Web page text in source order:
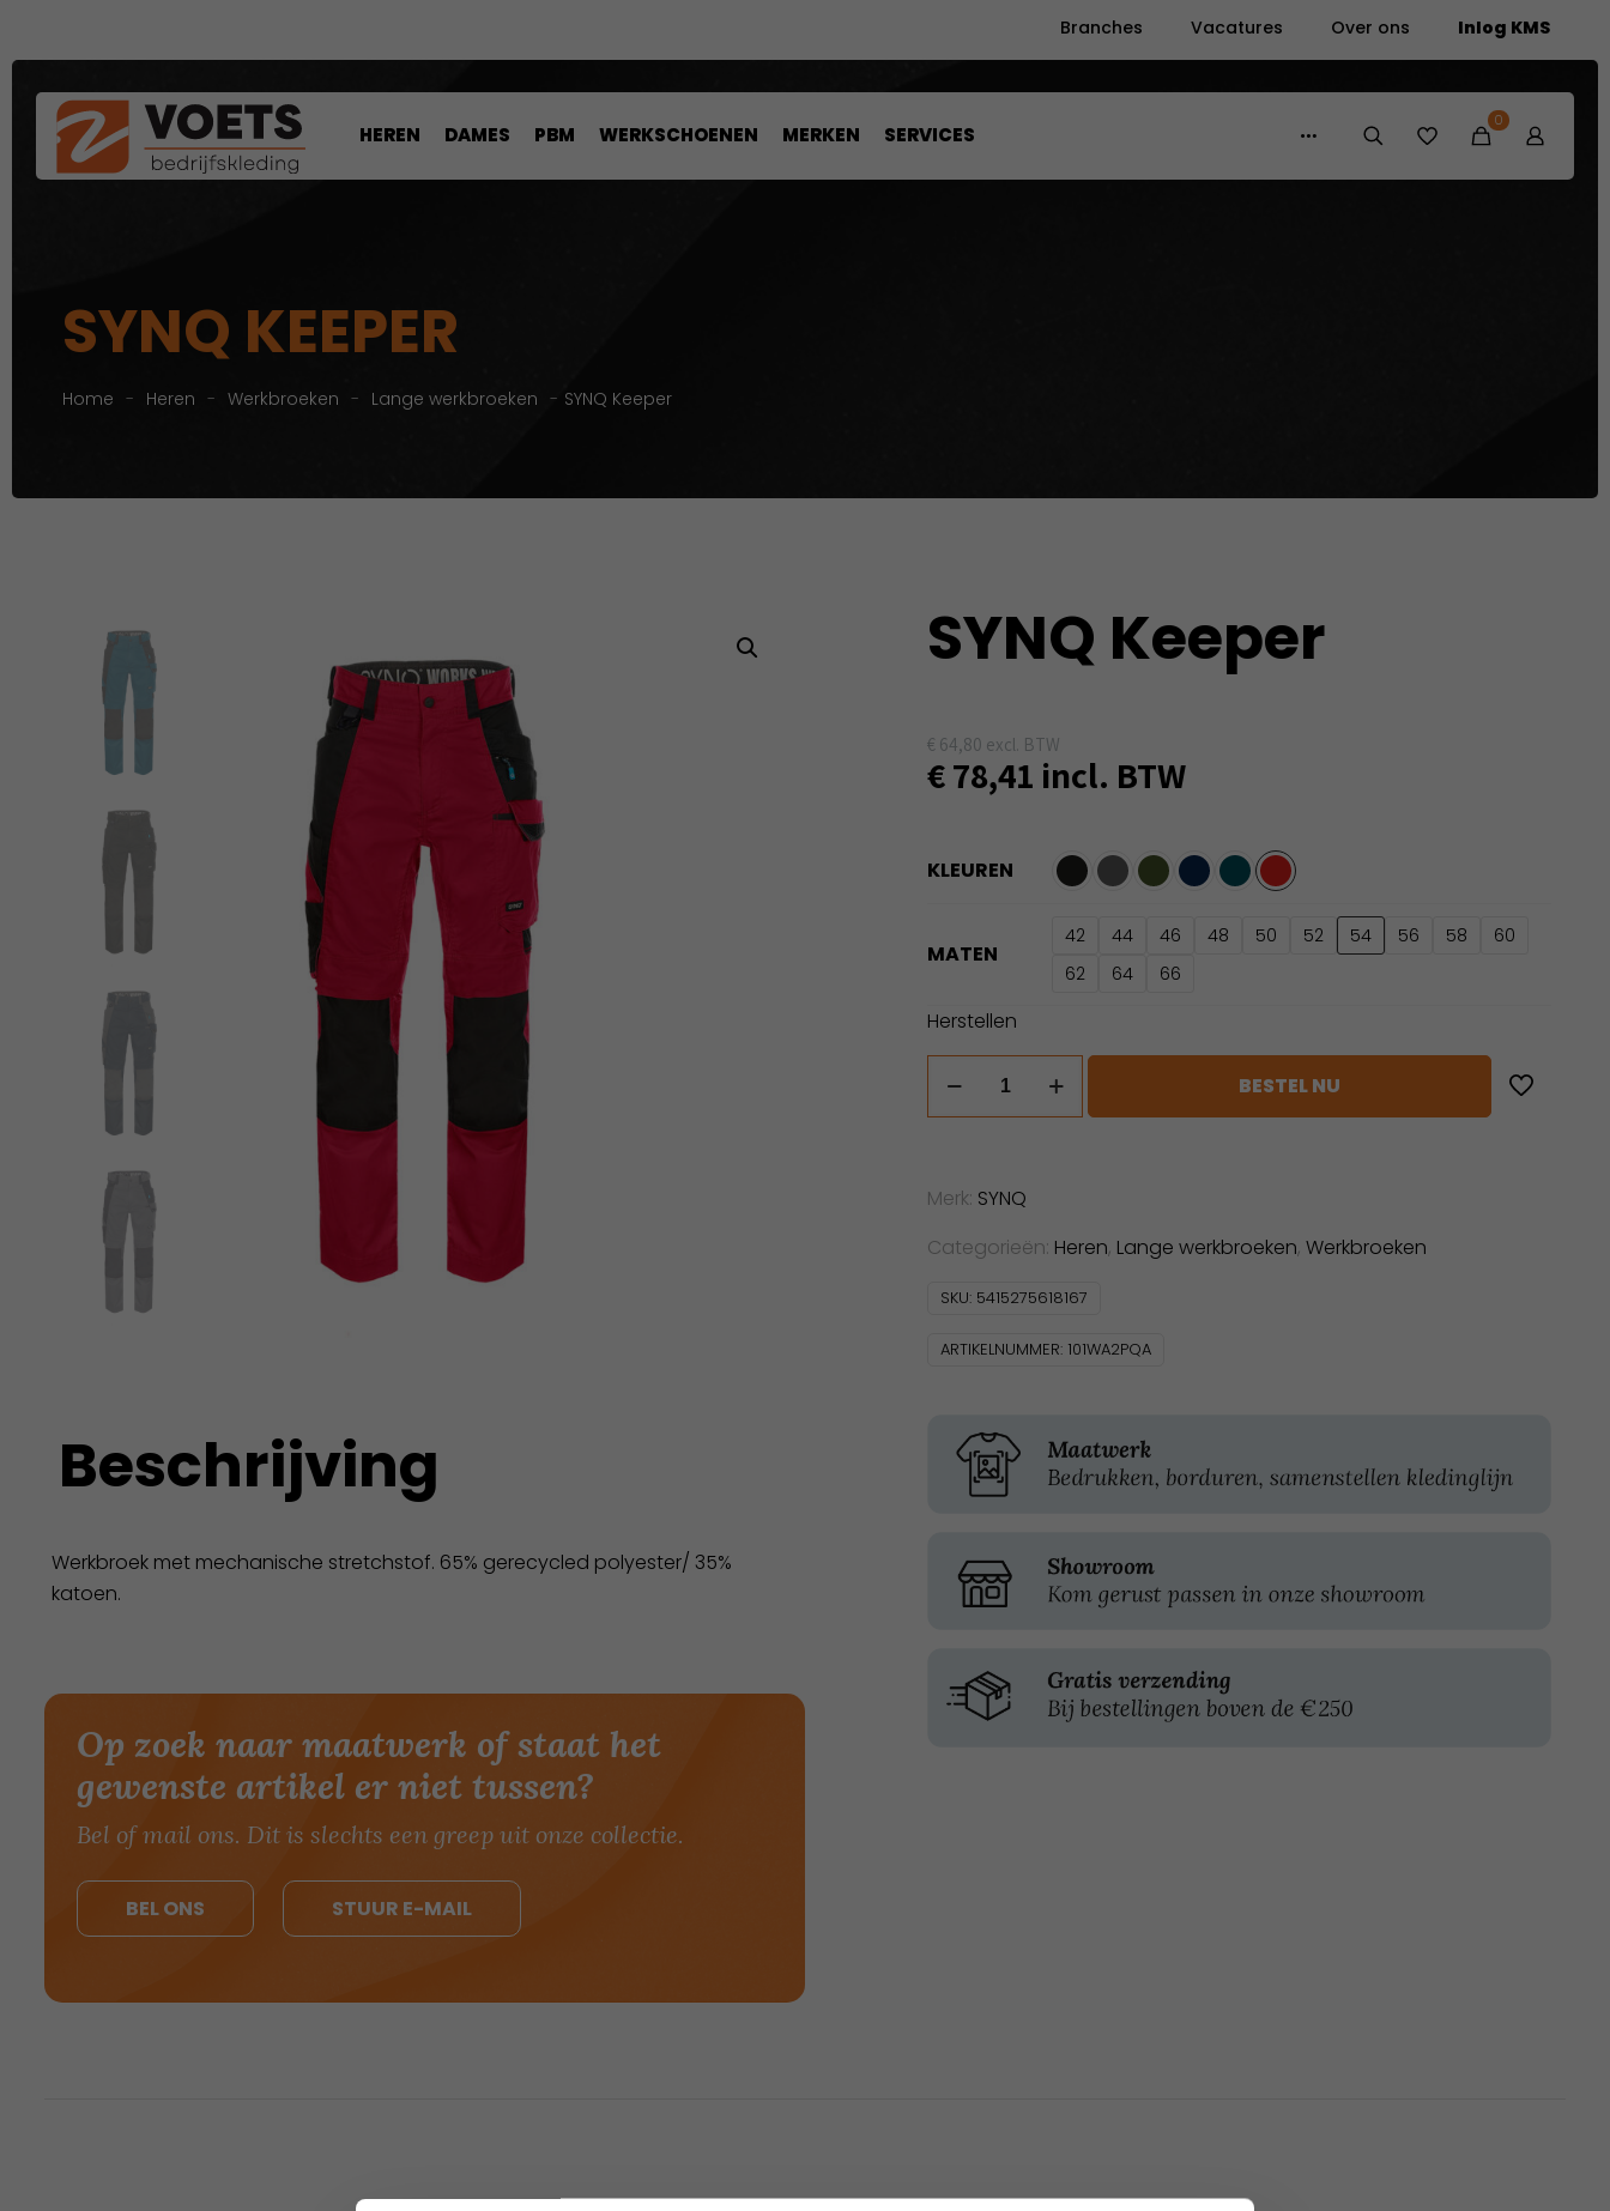
Branches Vacatures Over ons Inlog KMS
HEREN DAMES PBM WERKSCHOENEN MERKEN SERVICES
0
SYNQ KEEPER
Home - Heren - Werkbroeken - Lange werkbroeken - SYNQ Keeper
Beschrijving
Werkbroek met mechanische stretchstof. 65% gerecycled polyester/ 35%
katoen.
Op zoek naar maatwerk of staat het
gewenste artikel er niet tussen?
Bel of mail ons. Dit is slechts een greep uit onze collectie.
BEL ONS STUUR E-MAIL
SYNQ Keeper
€ 64,80 excl. BTW
€78,41 incl. BTW
KLEUREN
MATEN
42 44 46 48 50 52 54 56 58
60
62
64 66
Herstellen
BESTEL NU
Merk: SYNQ
Categorieën: Heren, Lange werkbroeken, Werkbroeken
SKU: 5415275618167
ARTIKELNUMMER: 101WA2PQA